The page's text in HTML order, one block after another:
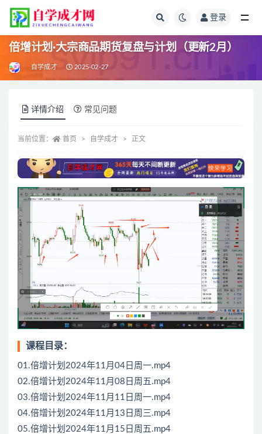
登录
倍增计划·大宗商品期货复盘与计划（更新2月）
自学成才 2025-02-27
详情介绍 常见问题
当前位置： 首页 自学成才 正文
课程目录：
01.倍增计划2024年11月04日周一.mp4
02.倍增计划2024年11月08日周五.mp4
03.倍增计划2024年11月11日周一.mp4
04.倍增计划2024年11月13日周三.mp4
05.倍增计划2024年11月15日周五.mp4